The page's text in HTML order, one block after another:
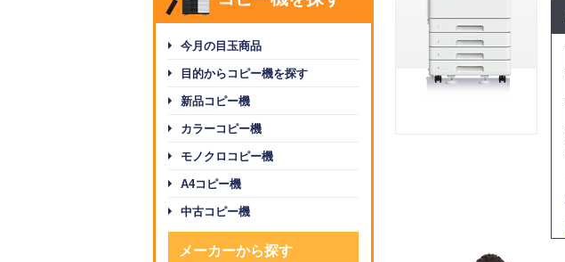
今月の目玉商品
目的からコピー機を探す
新品コピー機
カラーコピー機
モノクロコピー機
A4コピー機
中古コピー機
メーカーから探す